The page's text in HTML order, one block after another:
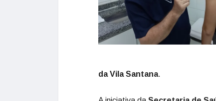
da Vila Santana.